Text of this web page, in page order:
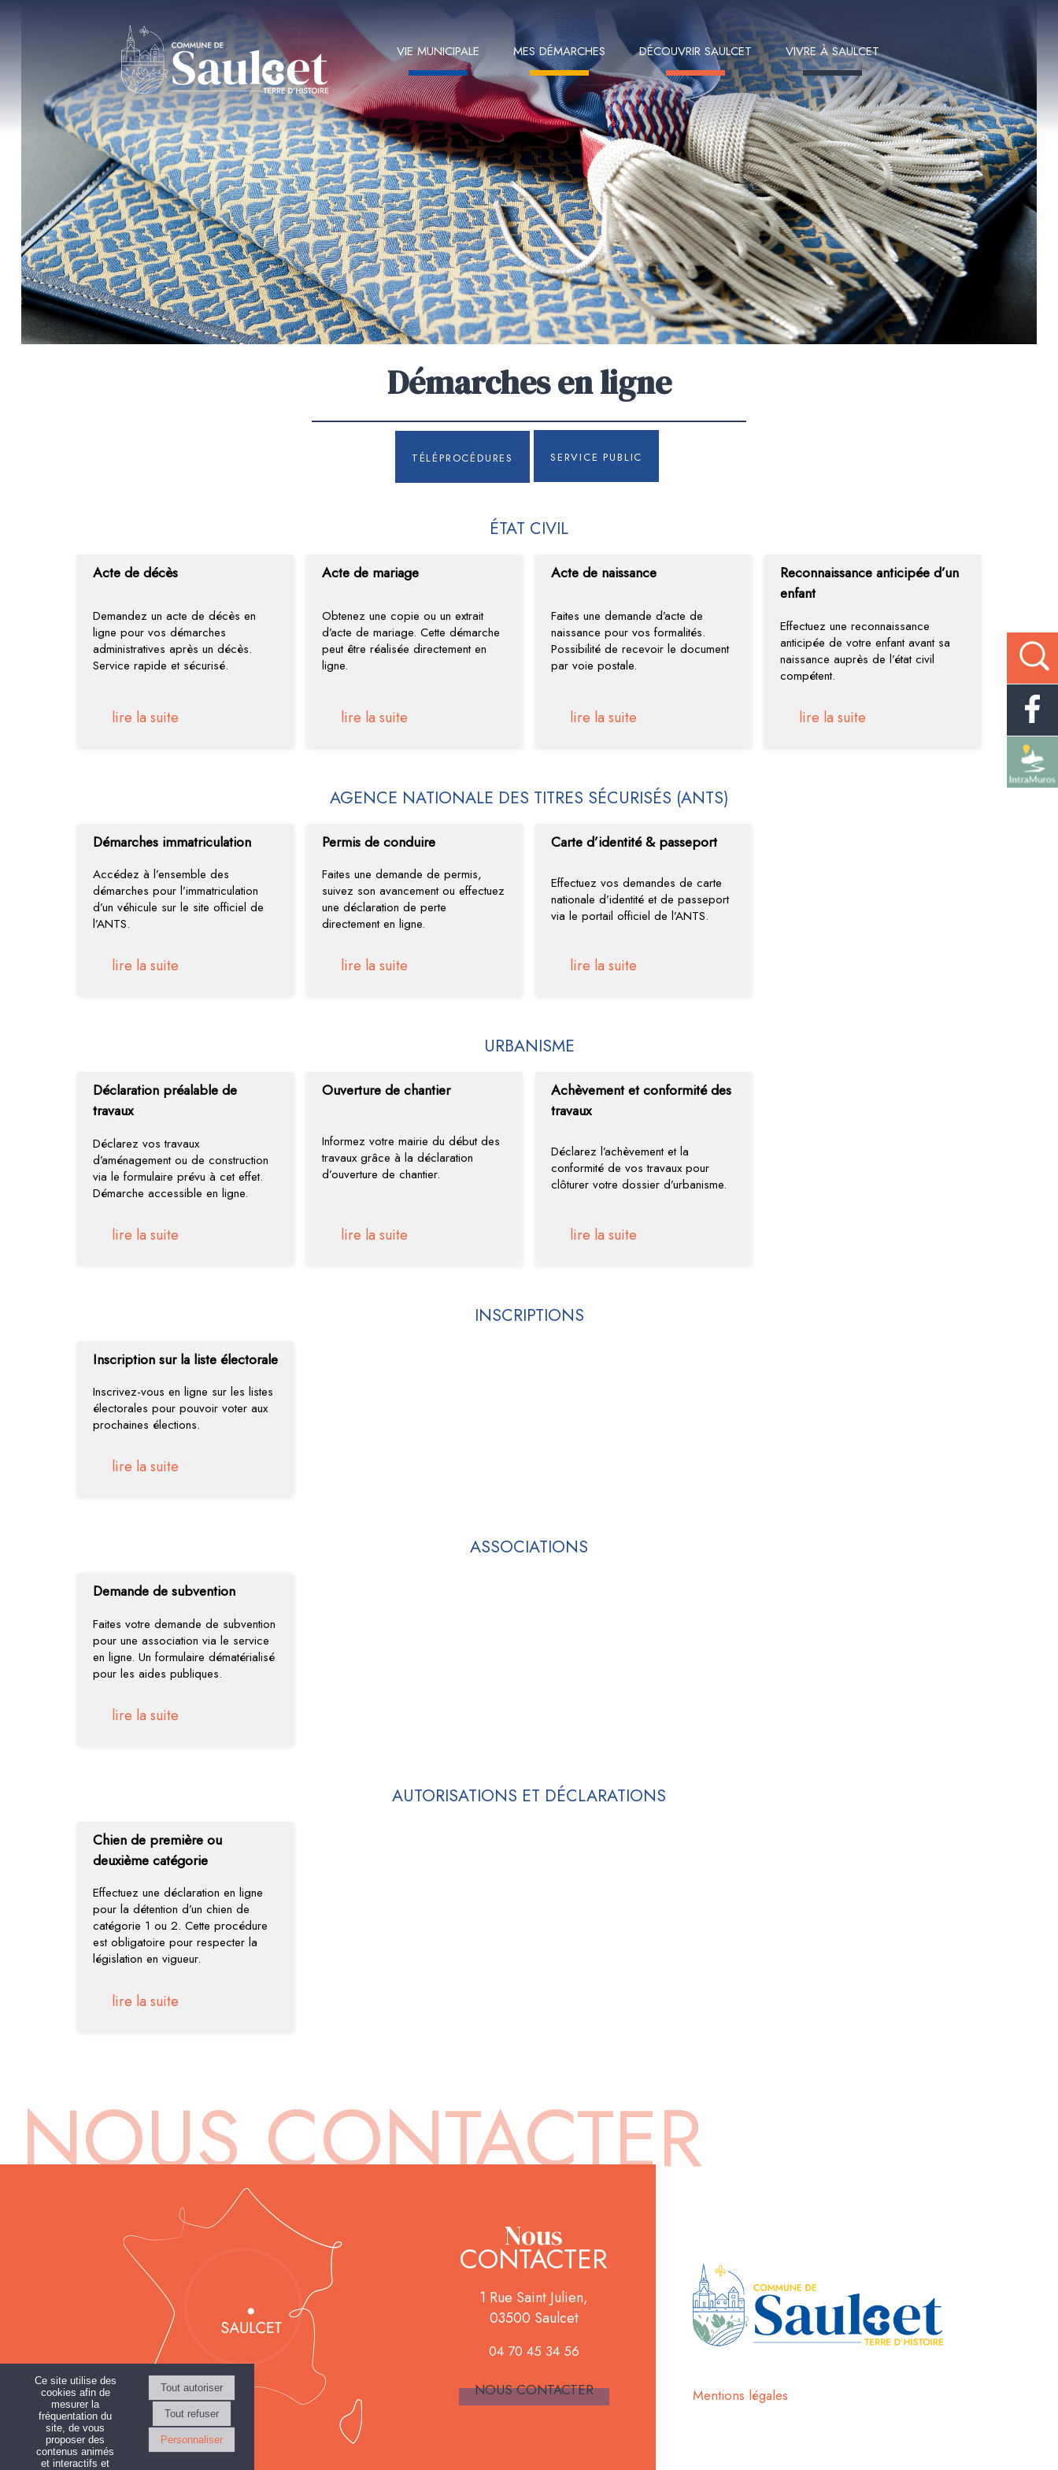
VIE MUNICIPALE MES DÉMARCHES DÉCOUVRIR SAULCET VIVRE À SAULCET
Démarches en ligne
Téléprocédures Service public
ÉTAT CIVIL
Acte de décès
Demandez un acte de décès en
ligne pour vos démarches
administratives après un décès.
Service rapide et sécurisé.
lire la suite
Acte de mariage
Obtenez une copie ou un extrait
d’acte de mariage. Cette démarche
peut être réalisée directement en
ligne.
lire la suite
Acte de naissance
Faites une demande d’acte de
naissance pour vos formalités.
Possibilité de recevoir le document
par voie postale.
lire la suite
Reconnaissance anticipée d’un
enfant
Effectuez une reconnaissance
anticipée de votre enfant avant sa
naissance auprès de l’état civil
compétent.
lire la suite
AGENCE NATIONALE DES TITRES SÉCURISÉS (ANTS)
Démarches immatriculation
Accédez à l’ensemble des
démarches pour l’immatriculation
d’un véhicule sur le site officiel de
l’ANTS.
lire la suite
Permis de conduire
Faites une demande de permis,
suivez son avancement ou effectuez
une déclaration de perte
directement en ligne.
lire la suite
Carte d’identité & passeport
Effectuez vos demandes de carte
nationale d’identité et de passeport
via le portail officiel de l’ANTS.
lire la suite
URBANISME
Déclaration préalable de
travaux
Déclarez vos travaux
d’aménagement ou de construction
via le formulaire prévu à cet effet.
Démarche accessible en ligne.
lire la suite
Ouverture de chantier
Informez votre mairie du début des
travaux grâce à la déclaration
d’ouverture de chantier.
lire la suite
Achèvement et conformité des
travaux
Déclarez l’achèvement et la
conformité de vos travaux pour
clôturer votre dossier d’urbanisme.
lire la suite
INSCRIPTIONS
Inscription sur la liste électorale
Inscrivez-vous en ligne sur les listes
électorales pour pouvoir voter aux
prochaines élections.
lire la suite
ASSOCIATIONS
Demande de subvention
Faites votre demande de subvention
pour une association via le service
en ligne. Un formulaire dématérialisé
pour les aides publiques.
lire la suite
AUTORISATIONS ET DÉCLARATIONS
Chien de première ou
deuxième catégorie
Effectuez une déclaration en ligne
pour la détention d’un chien de
catégorie 1 ou 2. Cette procédure
est obligatoire pour respecter la
législation en vigueur.
lire la suite
Nous
CONTACTER
1 Rue Saint Julien,
03500 Saulcet
04 70 45 34 56
NOUS CONTACTER Mentions légales
Ce site utilise des
cookies afin de
mesurer la
fréquentation du
site, de vous
proposer des
contenus animés
et interactifs et
Personnaliser